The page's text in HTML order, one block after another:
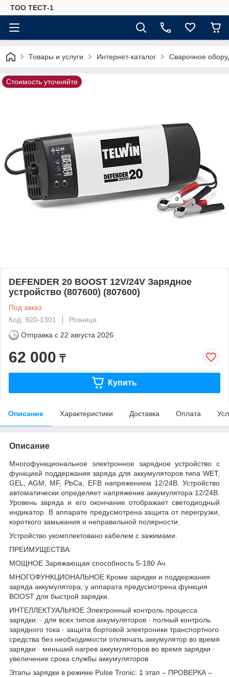
ТОО ТЕСТ-1
Товары и услуги Интернет-каталог Сварочное
Стоимость уточняйте
DEFENDER 20 BOOST 12V/24V Зарядное
устройство (807600) (807600)
Под заказ
Код: 920-1301
Розница
Отправка с 22 августа 2026
62 000 ₸
Купить
Описание Характеристики Доставка Оплата
Описание
Многофункциональное электронное зарядное устройство с
функцией поддержания заряда для аккумуляторов типа WET,
GEL, AGM, MF, PbCa, EFB напряжением 12/24В. Устройство
автоматически определяет напряжение аккумулятора 12/24В.
Уровень заряда и его окончание отображает светодиодный
индикатор. В аппарате предусмотрена защита от перегрузки,
короткого замыкания и неправильной полярности.
Устройство укомплектовано кабелем с зажимами.
ПРЕИМУЩЕСТВА:
МОЩНОЕ Заряжающая способность 5-180 Ач.
МНОГОФУНКЦИОНАЛЬНОЕ Кроме зарядки и поддержания
заряда аккумулятора, у аппарата предусмотрена функция
BOOST для быстрой зарядки.
ИНТЕЛЛЕКТУАЛЬНОЕ Электронный контроль процесса
зарядки: · для всех типов аккумуляторов · полный контроль
зарядного тока · защита бортовой электроники транспортного
средства без необходимости отключать аккумулятор во время
зарядки · меньший нагрев аккумуляторов во время зарядки ·
увеличение срока службы аккумуляторов
Этапы зарядки в режиме Pulse Tronic: 1 этап – ПРОВЕРКА –